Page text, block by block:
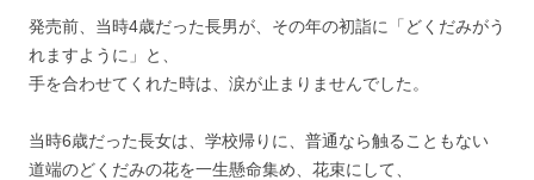
発売前、当時4歳だった長男が、その年の初詣に「どくだみがう
れますように」と、
手を合わせてくれた時は、涙が止まりませんでした。
当時6歳だった長女は、学校帰りに、普通なら触ることもない
道端のどくだみの花を一生懸命集め、花束にして、